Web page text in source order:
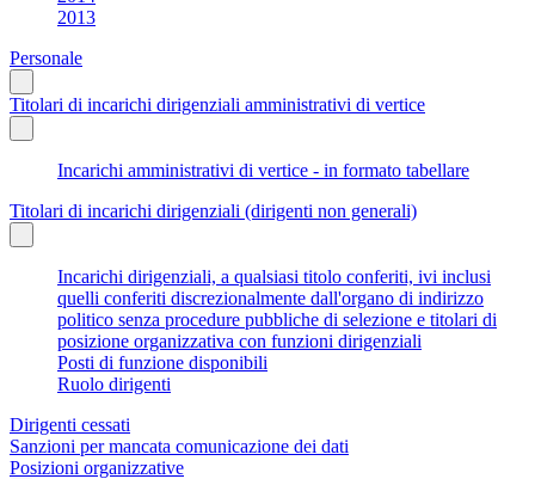
2013
Personale
Titolari di incarichi dirigenziali amministrativi di vertice
Incarichi amministrativi di vertice - in formato tabellare
Titolari di incarichi dirigenziali (dirigenti non generali)
Incarichi dirigenziali, a qualsiasi titolo conferiti, ivi inclusi
quelli conferiti discrezionalmente dall'organo di indirizzo
politico senza procedure pubbliche di selezione e titolari di
posizione organizzativa con funzioni dirigenziali
Posti di funzione disponibili
Ruolo dirigenti
Dirigenti cessati
Sanzioni per mancata comunicazione dei dati
Posizioni organizzative